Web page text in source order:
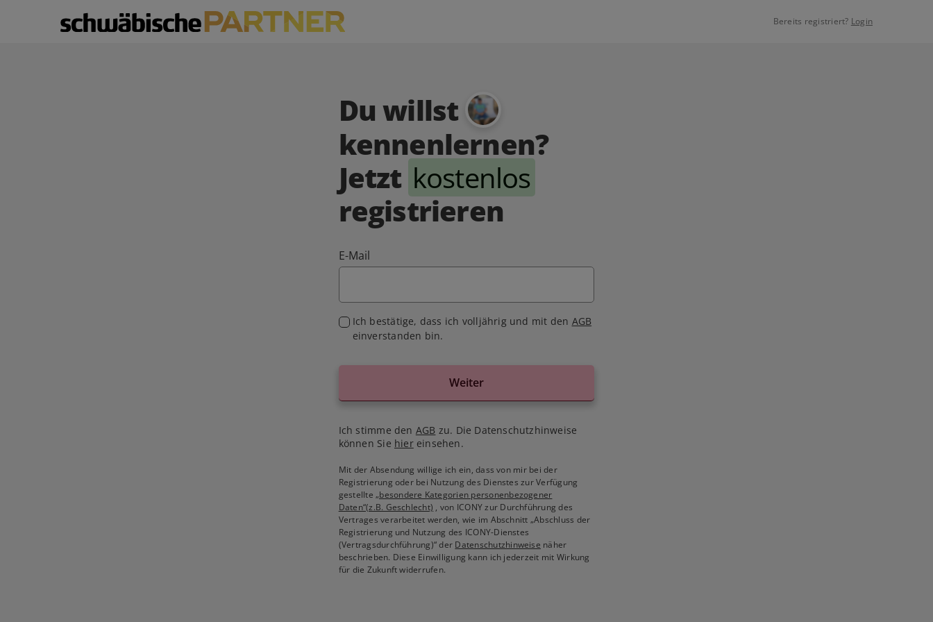
Bereits registriert? Login
Du willst
kennenlernen?
Jetzt kostenlos
registrieren
E-Mail
Ich bestätige, dass ich volljährig und mit den AGB
einverstanden bin.
Weiter
Ich stimme den AGB zu. Die Datenschutzhinweise
können Sie hiereinsehen.
Mit der Absendung willige ich ein, dass von mir bei der
Registrierung oder bei Nutzung des Dienstes zur Verfügung
gestellte„besondere Kategorien personenbezogener
Daten“(z.B. Geschlecht) , von ICONY zur Durchführung des
Vertrages verarbeitet werden, wie im Abschnitt „Abschluss der
Registrierung und Nutzung des ICONY-Dienstes
(Vertragsdurchführung)“ der Datenschutzhinweise näher
beschrieben. Diese Einwilligung kann ich jederzeit mit Wirkung
für die Zukunft widerrufen.